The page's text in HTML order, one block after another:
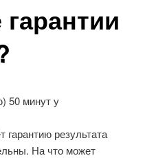
50 минут у
результата
На что может